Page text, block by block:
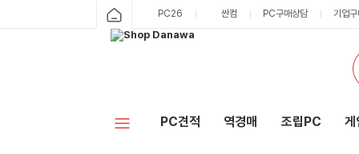
PC26 싼컴 PC구매상담 기업
PC견적 역경매 조립PC 게